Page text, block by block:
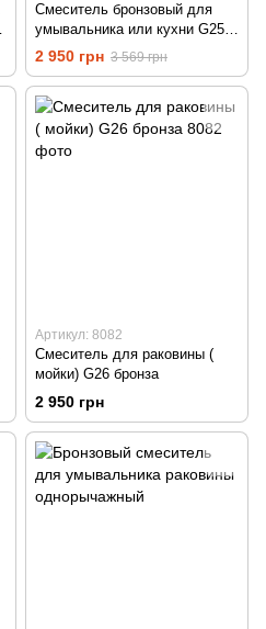
Смеситель бронзовый для
умывальника или кухни G25-
deco
2 950 грн 3 569 грн
Артикул: 8082
Смеситель для раковины (
мойки) G26 бронза
2 950 грн